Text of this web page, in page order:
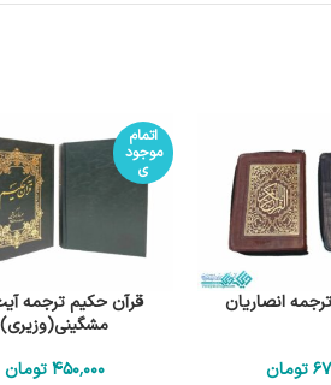
انصاریان
تومان
اتمام
موجود
ی
قرآن حکیم ترجمه
مشگینی(وزیری)
450٬000تومان